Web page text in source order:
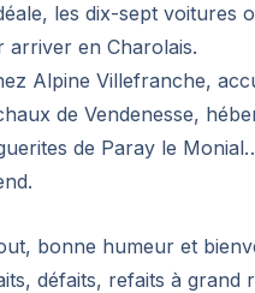
les dix-sept voitures
arriver en Charolais.
Alpine Villefranche,
de Vendenesse,
de Paray le
bonne humeur et
défaits, refaits à grand